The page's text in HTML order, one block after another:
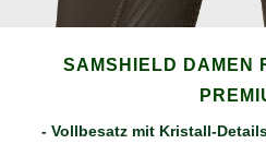
SAMSHIELD DAMEN
- Vollbesatz mit Kristall-